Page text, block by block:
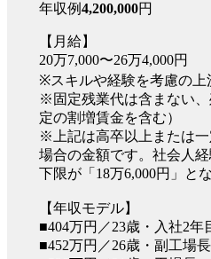
年収例4,200,000円
【月給】
20万7,000〜26万4,000円
※スキルや経験を考慮の上
※固定残業代は含まない
定の割増賃金を含む）
※上記は高卒以上または
場合の金額です。社会人
下限が「18万6,000円」と
【年収モデル】
■404万円／23歳・入社2年
■452万円／26歳・副工場長